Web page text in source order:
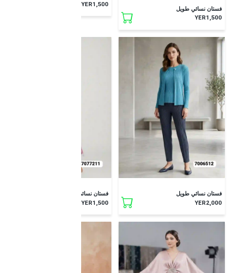
فستان نسائي طويل
YER1,500
YER1,500
فستان نسائي طويل
YER2,000
فستان نسائي طويل
YER1,500